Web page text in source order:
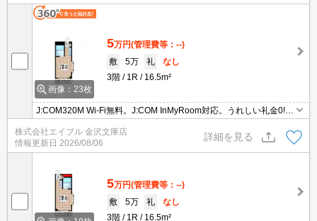
画像：23枚
5万円(管理費等：--)
敷
5万 礼
なし
3階
1R 16.5m²
J:COM320M Wi-Fi無料。J:COM InMyRoom対応。うれしい礼金0!。
駅近。駅まで平坦。全室南向き。日当たり良好！心地よい室内環
境！。オンライン申込対応可。仲介手数料家賃の55%。
株式会社エイブル 金沢文庫店
情報更新日 2026/08/06
詳細を見る
5万円(管理費等：--)
敷
5万 礼
なし
3階
1R 16.5m²